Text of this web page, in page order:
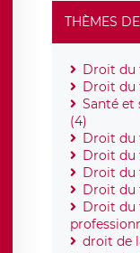
THÈMES
Droit du
Droit du
Santé et
(4)
Droit du
Droit du
Droit du
Droit du
Droit du
droit de